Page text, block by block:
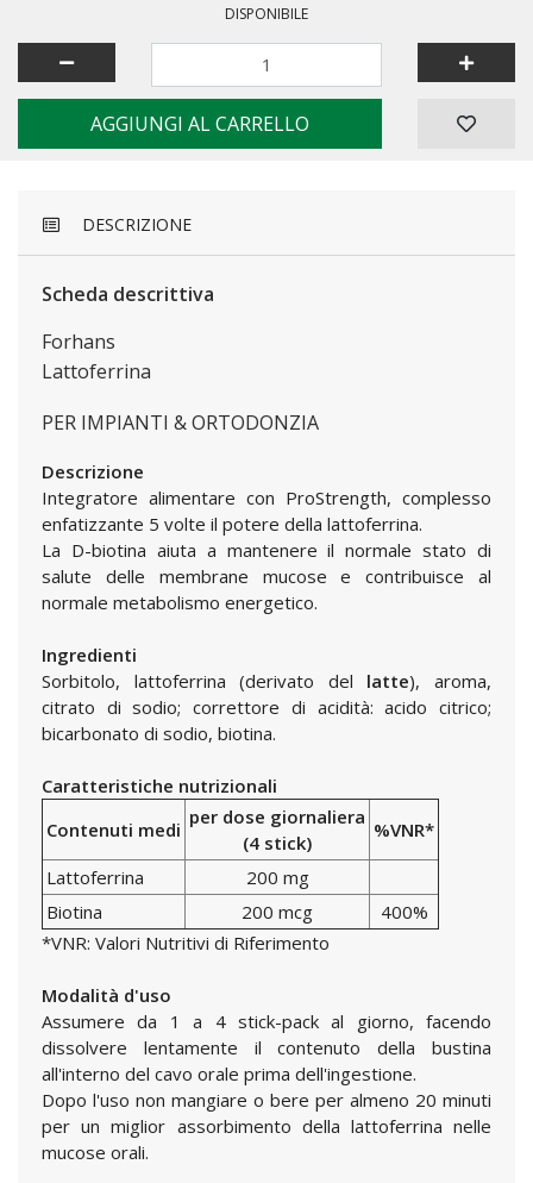
DISPONIBILE
AGGIUNGI AL CARRELLO
DESCRIZIONE
Scheda descrittiva
Forhans
Lattoferrina
PER IMPIANTI & ORTODONZIA
Descrizione
Integratore alimentare con ProStrength, complesso
enfatizzante 5 volte il potere della lattoferrina.
La D-biotina aiuta a mantenere il normale stato di
salute delle membrane mucose e contribuisce al
normale metabolismo energetico.
Ingredienti
Sorbitolo, lattoferrina (derivato del latte), aroma,
citrato di sodio; correttore di acidità: acido citrico;
bicarbonato di sodio, biotina.
Caratteristiche nutrizionali
Contenuti medi
per dose giornaliera
(4 stick)
%VNR*
Lattoferrina
200 mg
Biotina
200 mcg
400%
*VNR: Valori Nutritivi di Riferimento
Modalità d'uso
Assumere da 1 a 4 stick-pack al giorno, facendo
dissolvere lentamente il contenuto della bustina
all'interno del cavo orale prima dell'ingestione.
Dopo l'uso non mangiare o bere per almeno 20 minuti
per un miglior assorbimento della lattoferrina nelle
mucose orali.